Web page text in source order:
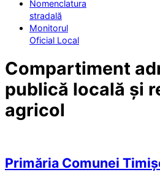
Nomenclatura
stradală
Monitorul
Oficial Local
Compartiment
publică locală și
agricol
Primăria Comunei